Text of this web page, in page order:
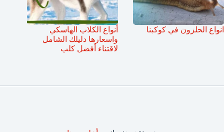
انواع الحلزون في كوكبنا
أنواع الكلاب الهاسكي
واسعارها دليلك الشامل
لاقتناء أفضل كلب